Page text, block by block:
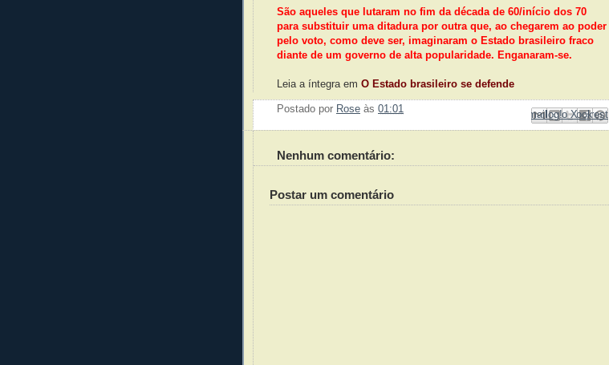
São aqueles que lutaram no fim da década de 60/início dos 70
para substituir uma ditadura por outra que, ao chegarem ao poder
pelo voto, como deve ser, imaginaram o Estado brasileiro fraco
diante de um governo de alta popularidade. Enganaram-se.
Leia a íntegra em O Estado brasileiro se defende
Postado por Rose às 01:01 Enviar por e-mail
Postar no blog!
Compartilhar no X
Compartilhar no Facebook
Compartilhar com o Pinterest
Nenhum comentário:
Postar um comentário